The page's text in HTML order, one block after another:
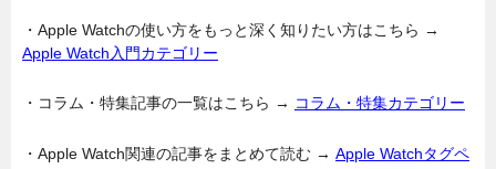
・Apple Watchの使い方をもっと深く知りたい方はこちら →
Apple Watch入門カテゴリー
・コラム・特集記事の一覧はこちら → コラム・特集カテゴリー
・Apple Watch関連の記事をまとめて読む → Apple Watchタグペ